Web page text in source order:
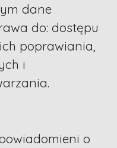
dane
do: dostępu
poprawiania,
i
o